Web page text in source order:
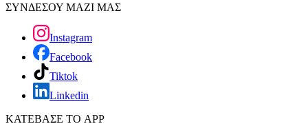
ΣΥΝΔΕΣΟΥ ΜΑΖΙ ΜΑΣ
Instagram
Facebook
Tiktok
Linkedin
ΚΑΤΕΒΑΣΕ ΤΟ APP